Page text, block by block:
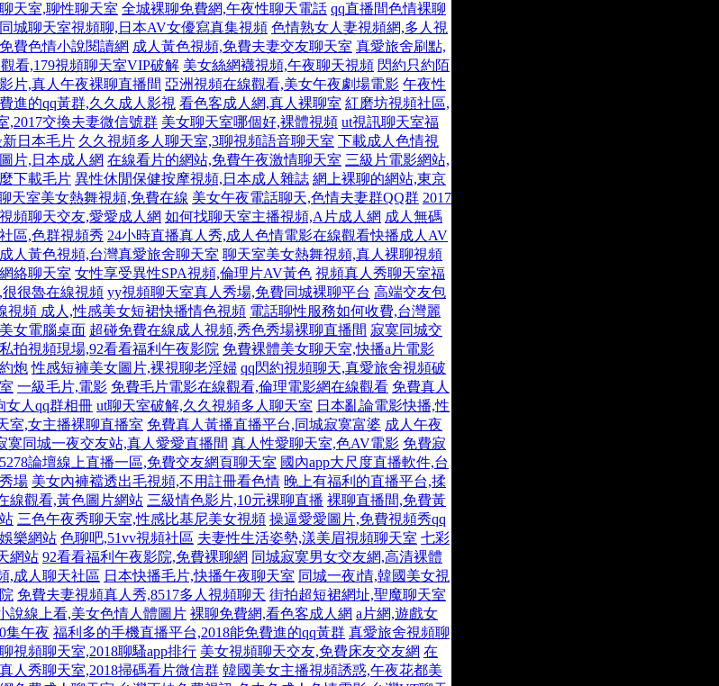
天室,聊性聊天室 全城裸聊免費網,午夜性聊天電話 qq直播間色情裸聊
同城聊天室視頻聊,日本AV女優寫真集視頻 色情熟女人妻視頻網,多人視
費色情小說閱讀網 成人黃色視頻,免費夫妻交友聊天室 真愛旅舍刷點,
看,179視頻聊天室VIP破解 美女絲網襪視頻,午夜聊天視頻 閃約只約陌
片,真人午夜裸聊直播間 亞洲視頻在線觀看,美女午夜劇場電影 午夜性
進的qq黃群,久久成人影視 看色客成人網,真人裸聊室 紅磨坊視頻社區,
,2017交換夫妻微信號群 美女聊天室哪個好,裸體視頻 ut視訊聊天室福
日本毛片 久久視頻多人聊天室,3聊視頻語音聊天室 下載成人色情視
片,日本成人網 在線看片的網站,免費午夜激情聊天室 三級片電影網站,
下載毛片 異性休閒保健按摩視頻,日本成人雜誌 網上裸聊的網站,東京
天室美女熱舞視頻,免費在線 美女午夜電話聊天,色情夫妻群QQ群 2017
頻聊天交友,愛愛成人網 如何找聊天室主播視頻,A片成人網 成人無碼
區,色群視頻秀 24小時直播真人秀,成人色情電影在線觀看快播成人AV
成人黃色視頻,台灣真愛旅舍聊天室 聊天室美女熱舞視頻,真人裸聊視頻
絡聊天室 女性享受異性SPA視頻,倫理片AV黃色 視頻真人秀聊天室福
很魯在線視頻 yy視頻聊天室真人秀場,免費同城裸聊平台 高端交友包
視頻 成人,性感美女短裙快播情色視頻 電話聊性服務如何收費,台灣麗
女電腦桌面 超碰免費在線成人視頻,秀色秀場裸聊直播間 寂寞同城交
拍視頻現場,92看看福利午夜影院 免費裸體美女聊天室,快播a片電影
炮 性感短褲美女圖片,裸視聊老淫婦 qq閃約視頻聊天,真愛旅舍視頻破
一級毛片,電影 免費毛片電影在線觀看,倫理電影網在線觀看 免費真人
女人qq群相冊 ut聊天室破解,久久視頻多人聊天室 日本亂論電影快播,性
室,女主播裸聊直播室 免費真人黃播直播平台,同城寂寞富婆 成人午夜
寞同城一夜交友站,真人愛愛直播間 真人性愛聊天室,色AV電影 免費寂
5278論壇線上直播一區,免費交友網頁聊天室 國內app大尺度直播軟件,台
場 美女內褲襠透出毛視頻,不用註冊看色情 晚上有福利的直播平台,揉
線觀看,黃色圖片網站 三級情色影片,10元裸聊直播 裸聊直播間,免費黃
三色午夜秀聊天室,性感比基尼美女視頻 操逼愛愛圖片,免費視頻秀qq
樂網站 色聊吧,51vv視頻社區 夫妻性生活姿勢,漾美眉視頻聊天室 七彩
網站 92看看福利午夜影院,免費裸聊網 同城寂寞男女交友網,高清裸體
,成人聊天社區 日本快播毛片,快播午夜聊天室 同城一夜i情,韓國美女視
免費夫妻視頻真人秀,8517多人視頻聊天 街拍超短裙網址,聖魔聊天室
說線上看,美女色情人體圖片 裸聊免費網,看色客成人網 a片網,遊戲女
集午夜 福利多的手機直播平台,2018能免費進的qq黃群 真愛旅舍視頻聊
視頻聊天室,2018聊騷app排行 美女視頻聊天交友,免費床友交友網 在
真人秀聊天室,2018掃碼看片微信群 韓國美女主播視頻誘惑,午夜花都美